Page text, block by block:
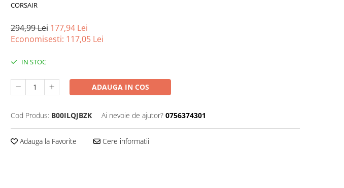
CORSAIR
294,99 Lei 177,94 Lei
Economisesti: 117,05 Lei
IN STOC
ADAUGA IN COS
Cod Produs: B00ILQJBZK Ai nevoie de ajutor? 0756374301
Adauga la Favorite Cere informatii